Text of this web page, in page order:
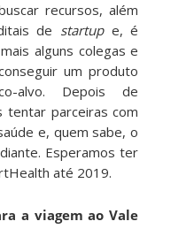
recursos, além
de startupe, é
alguns colegas e
um produto
alvo. Depois de
tentar parceiras com
e, quem sabe, o
Esperamos ter
até 2019.
a viagem ao Vale